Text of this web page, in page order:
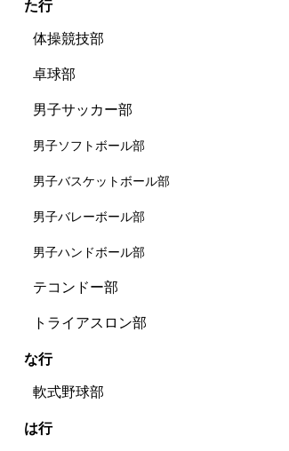
た行
体操競技部
卓球部
男子サッカー部
男子ソフトボール部
男子バスケットボール部
男子バレーボール部
男子ハンドボール部
テコンドー部
トライアスロン部
な行
軟式野球部
は行